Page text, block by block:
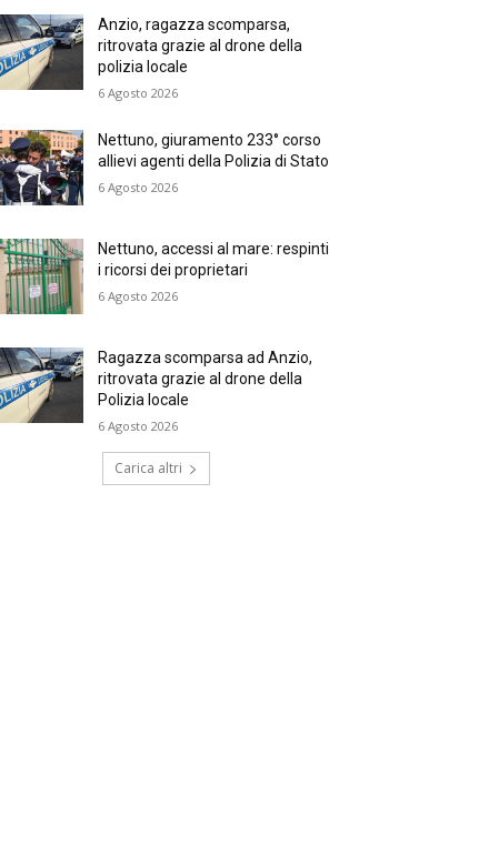
Anzio, ragazza scomparsa,
ritrovata grazie al drone della
polizia locale
6 Agosto 2026
Nettuno, giuramento 233° corso
allievi agenti della Polizia di Stato
6 Agosto 2026
Nettuno, accessi al mare: respinti
i ricorsi dei proprietari
6 Agosto 2026
Ragazza scomparsa ad Anzio,
ritrovata grazie al drone della
Polizia locale
6 Agosto 2026
Carica altri